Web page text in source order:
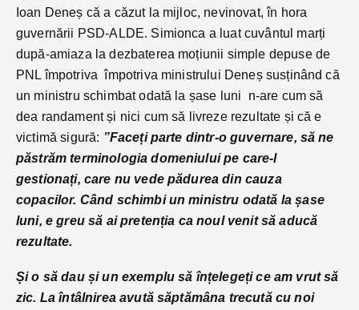
Ioan Deneș că a căzut la mijloc, nevinovat, în hora
guvernării PSD-ALDE. Simionca a luat cuvântul marți
după-amiaza la dezbaterea moțiunii simple depuse de
PNL împotriva împotriva ministrului Deneș susținând că
un ministru schimbat odată la șase luni n-are cum să
dea randament și nici cum să livreze rezultate și că e
victimă sigură: ”Faceți parte dintr-o guvernare, să ne
păstrăm terminologia domeniului pe care-l
gestionați, care nu vede pădurea din cauza
copacilor. Când schimbi un ministru odată la șase
luni, e greu să ai pretenția ca noul venit să aducă
rezultate.
Și o să dau și un exemplu să înțelegeți ce am vrut să
zic. La întâlnirea avută săptămâna trecută cu noi